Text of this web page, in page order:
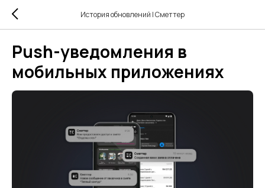
История обновлений | Сметтер
Push-уведомления в
мобильных приложениях